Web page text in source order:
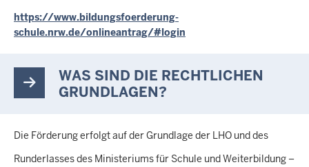
https://www.bildungsfoerderung-
schule.nrw.de/onlineantrag/#login
WAS SIND DIE RECHTLICHEN
GRUNDLAGEN?
Die Förderung erfolgt auf der Grundlage der LHO und des
Runderlasses des Ministeriums für Schule und Weiterbildung –